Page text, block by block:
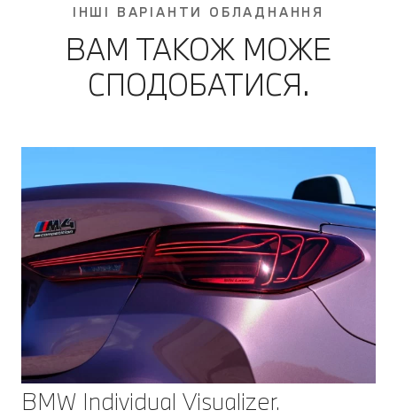
ІНШІ ВАРІАНТИ ОБЛАДНАННЯ
ВАМ ТАКОЖ МОЖЕ
СПОДОБАТИСЯ.
BMW Individual Visualizer.